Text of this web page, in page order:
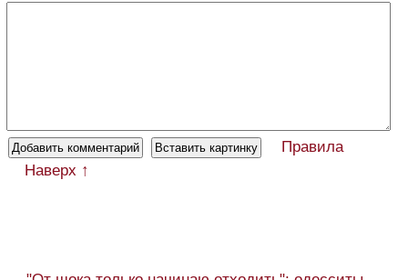
Правила
Наверх ↑